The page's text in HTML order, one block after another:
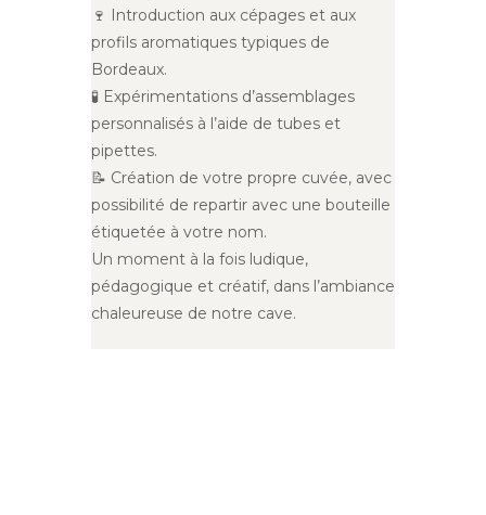
🍷 Introduction aux cépages et aux
profils aromatiques typiques de
Bordeaux.
🧪 Expérimentations d’assemblages
personnalisés à l’aide de tubes et
pipettes.
📝 Création de votre propre cuvée, avec
possibilité de repartir avec une bouteille
étiquetée à votre nom.
Un moment à la fois ludique,
pédagogique et créatif, dans l’ambiance
chaleureuse de notre cave.